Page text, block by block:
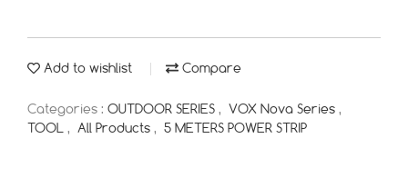
Add to wishlist Compare
Categories : OUTDOOR SERIES , VOX Nova Series ,
TOOL , All Products , 5 METERS POWER STRIP